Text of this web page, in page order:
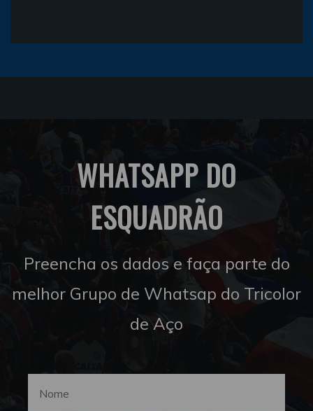
WHATSAPP DO
ESQUADRÃO
Preencha os dados e faça parte do
melhor Grupo de Whatsap do Tricolor
de Aço